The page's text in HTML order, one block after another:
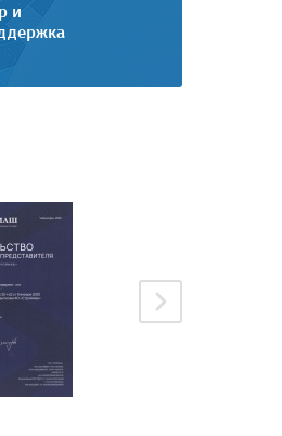
и